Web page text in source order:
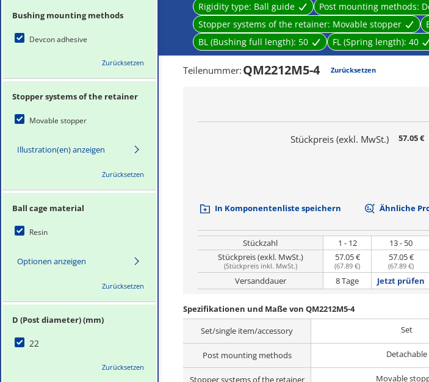
Bushing mounting methods
Devcon adhesive
Zurücksetzen
Stopper systems of the retainer
Movable stopper
Illustration(en) anzeigen
Zurücksetzen
Ball cage material
Resin
Optionen anzeigen
Zurücksetzen
D (Post diameter) (mm)
22
Zurücksetzen
Rigidity type: Ball guide Post mounting methods:
Stopper systems of the retainer: Movable stopper
BL (Bushing full length): 50 FL (Spring length): 40
Teilenummer: QM2212M5-4 Zurücksetzen
Stückpreis (exkl. MwSt.) 57.05 €
In Komponentenliste speichern Ähnliche
Stückzahl 1 - 12 13 - 50
Stückpreis (exkl. MwSt.)
(Stückpreis inkl. MwSt.)
57.05 €
(67.89 €)
57.05 €
(67.89 €)
Versanddauer 8 Tage Jetzt prüfen
Spezifikationen und Maße von QM2212M5-4
Set/single item/accessory
Set
Post mounting methods Detachable
Stopper systems of the retainer Movable